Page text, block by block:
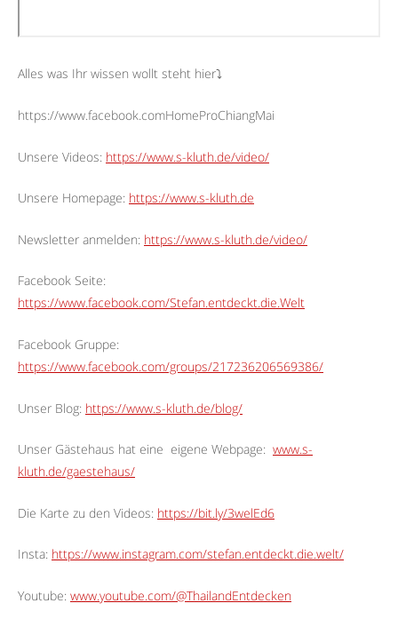
Alles was Ihr wissen wollt steht hier⤵︎
https://www.facebook.comHomeProChiangMai
Unsere Videos: https://www.s-kluth.de/video/
Unsere Homepage: https://www.s-kluth.de
Newsletter anmelden: https://www.s-kluth.de/video/
Facebook Seite:
https://www.facebook.com/Stefan.entdeckt.die.Welt
Facebook Gruppe:
https://www.facebook.com/groups/217236206569386/
Unser Blog: https://www.s-kluth.de/blog/
Unser Gästehaus hat eine eigene Webpage: www.s-
kluth.de/gaestehaus/
Die Karte zu den Videos: https://bit.ly/3welEd6
Insta: https://www.instagram.com/stefan.entdeckt.die.welt/
Youtube: www.youtube.com/@ThailandEntdecken